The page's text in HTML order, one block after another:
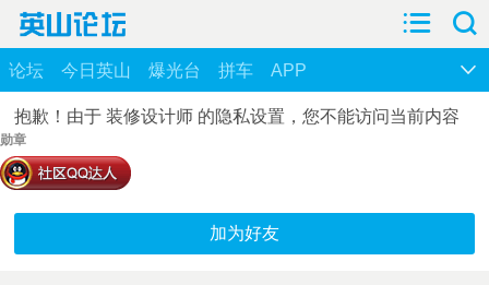
论坛 今日英山 爆光台 拼车 APP
抱歉！由于 装修设计师 的隐私设置，您不能访问当前内容
勋章
加为好友